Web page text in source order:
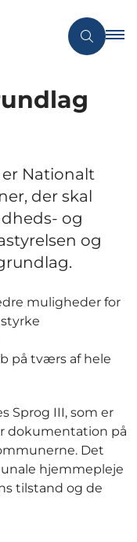
Nationalt
der skal
og
og
muligheder for
på tværs af hele
Sprog III, som er
dokumentation på
Det
hjemmepleje
tilstand og de